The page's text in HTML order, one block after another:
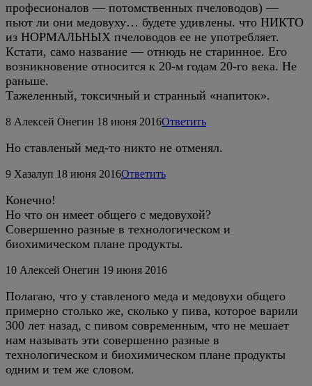
професионалов — потомственных пчеловодов) —
пьют ли они медовуху… будете удивлены. что НИКТО
из НОРМАЛЬНЫХ пчеловодов ее не употребляет.
Кстати, само название — отнюдь не старинное. Его
возникновение относится к 20-м годам 20-го века. Не
раньше.
Тажеленный, токсичный и странный «напиток».
8 Алексей Онегин 18 июня 2016Ответить
Но ставленый мед-то никто не отменял.
9 Хазалуп 18 июня 2016Ответить
Конечно!
Но что он имеет общего с медовухой?
Совершенно разные в технологическом и
биохимическом плане продукты.
10 Алексей Онегин 19 июня 2016
Полагаю, что у ставленого меда и медовухи общего
примерно столько же, сколько у пива, которое варили
300 лет назад, с пивом современным, что не мешает
нам называть эти совершенно разные в
технологическом и биохимическом плане продукты
одним и тем же словом.